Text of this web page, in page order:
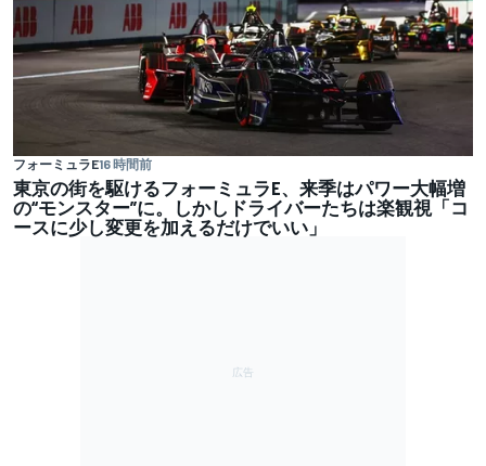
フォーミュラE16 時間前
東京の街を駆けるフォーミュラE、来季はパワー大幅増
の“モンスター”に。しかしドライバーたちは楽観視「コ
ースに少し変更を加えるだけでいい」